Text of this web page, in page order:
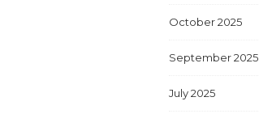
October 2025
September 2025
July 2025